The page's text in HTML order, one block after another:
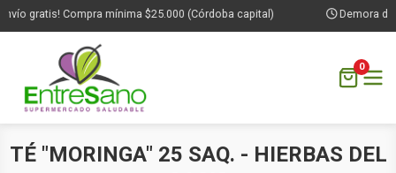
gratis! Compra mínima $25.000 (Córdoba capital) Demora de
0
TÉ "MORINGA" 25 SAQ. - HIERBAS DEL